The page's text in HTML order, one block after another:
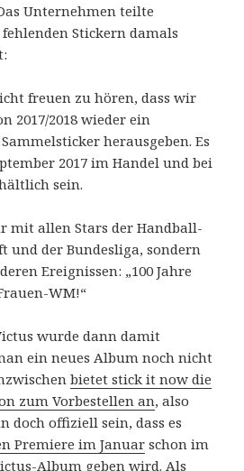
Unternehmen teilte
Stickern damals
freuen zu hören, dass wir
2017/2018 wieder ein
herausgeben. Es
2017 im Handel und bei
sein.
mit allen Stars der Handball-
und der Bundesliga, sondern
Ereignissen: „100 Jahre
WM!“
wurde dann damit
ein neues Album noch nicht
bietet stick it now die
zum Vorbestellen an, also
doch offiziell sein, dass es
Premiere im Januar schon im
Album geben wird. Als